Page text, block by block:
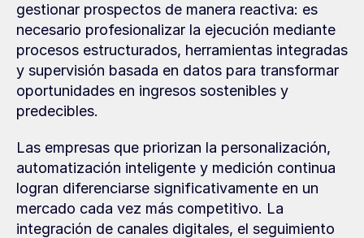
gestionar prospectos de manera reactiva: es
necesario profesionalizar la ejecución mediante
procesos estructurados, herramientas integradas
y supervisión basada en datos para transformar
oportunidades en ingresos sostenibles y
predecibles.
Las empresas que priorizan la personalización,
automatización inteligente y medición continua
logran diferenciarse significativamente en un
mercado cada vez más competitivo. La
integración de canales digitales, el seguimiento